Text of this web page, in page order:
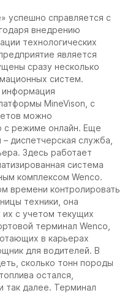
успешно справляется с
внедрению
технологических
является
сразу несколько
систем.
информация
MineVison, с
можно
с режиме онлайн. Еще
диспетчерская служба,
Здесь работает
система
комплексом Wenco.
времени контролировать
техники, она
их с учетом текущих
терминал Wenco,
в карьерах
для водителей. В
сколько тонн породы
остался,
так далее. Терминал